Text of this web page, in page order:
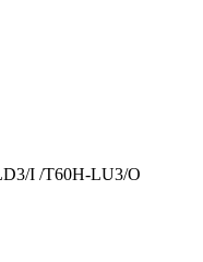
I /T60H-LU3/O